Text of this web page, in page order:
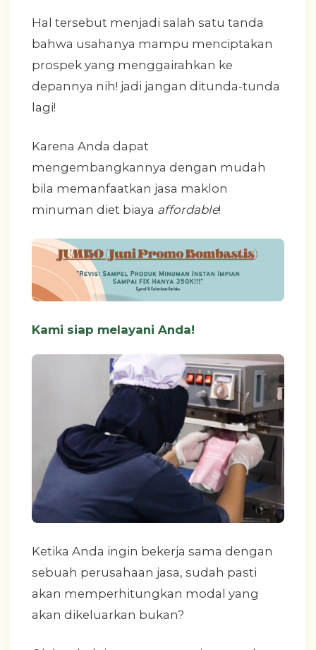
Hal tersebut menjadi salah satu tanda
bahwa usahanya mampu menciptakan
prospek yang menggairahkan ke
depannya nih! jadi jangan ditunda-tunda
lagi!
Karena Anda dapat
mengembangkannya dengan mudah
bila memanfaatkan jasa maklon
minuman diet biaya affordable!
Kami siap melayani Anda!
Ketika Anda ingin bekerja sama dengan
sebuah perusahaan jasa, sudah pasti
akan memperhitungkan modal yang
akan dikeluarkan bukan?